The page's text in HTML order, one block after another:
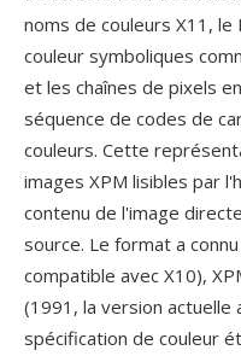
noms de couleurs X11,
couleur symboliques
et les chaînes de pixels
séquence de codes de
couleurs. Cette
images XPM lisibles par
contenu de l'image
source. Le format a
compatible avec X10),
(1991, la version actuelle
spécification de couleur